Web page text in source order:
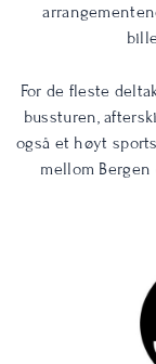
For de fleste
bussturen,
også et høyt
mellom